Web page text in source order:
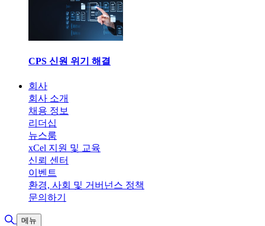
CPS 신원 위기 해결
회사
회사 소개
채용 정보
리더십
뉴스룸
xCel 지원 및 교육
신뢰 센터
이벤트
환경, 사회 및 거버넌스 정책
문의하기
검색 토글
메뉴